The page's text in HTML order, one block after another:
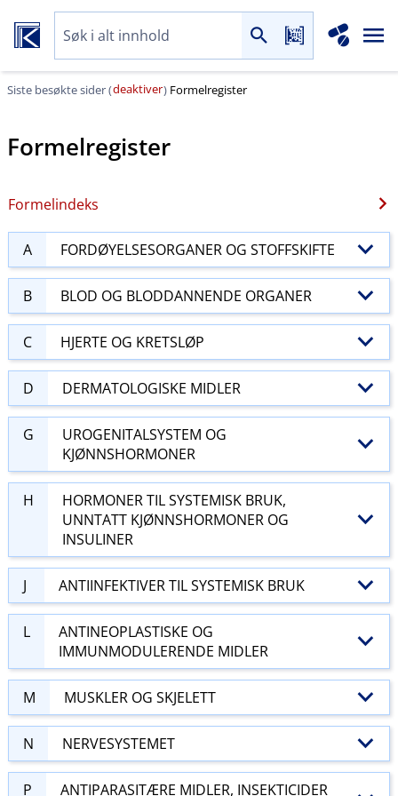
Siste besøkte sider (deaktiver) Formelregister
Formelregister
Formelindeks
A FORDØYELSESORGANER OG STOFFSKIFTE
B BLOD OG BLODDANNENDE ORGANER
C HJERTE OG KRETSLØP
D DERMATOLOGISKE MIDLER
G
UROGENITALSYSTEM OG
KJØNNSHORMONER
H
HORMONER TIL SYSTEMISK BRUK,
UNNTATT KJØNNSHORMONER OG
INSULINER
J ANTIINFEKTIVER TIL SYSTEMISK BRUK
L
ANTINEOPLASTISKE OG
IMMUNMODULERENDE MIDLER
M MUSKLER OG SKJELETT
N NERVESYSTEMET
P ANTIPARASITÆRE MIDLER, INSEKTICIDER